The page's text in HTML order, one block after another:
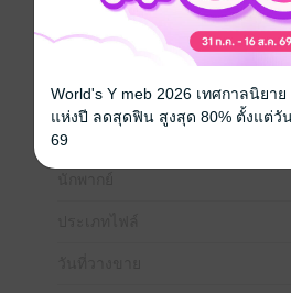
การเปลี่ยนความพ่ายแพ้ให้เป็นชัย
คะ คุณอาจจะนำไปปรับใช้เป็นแน
บ้าง ไม่มากก็น้อยนะคะ
พัฒนาตนเอง
World's Y meb 2026 เทศกาลนิยา
แห่งปี ลดสุดฟิน สูงสุด 80% ตั้งแต่วั
69